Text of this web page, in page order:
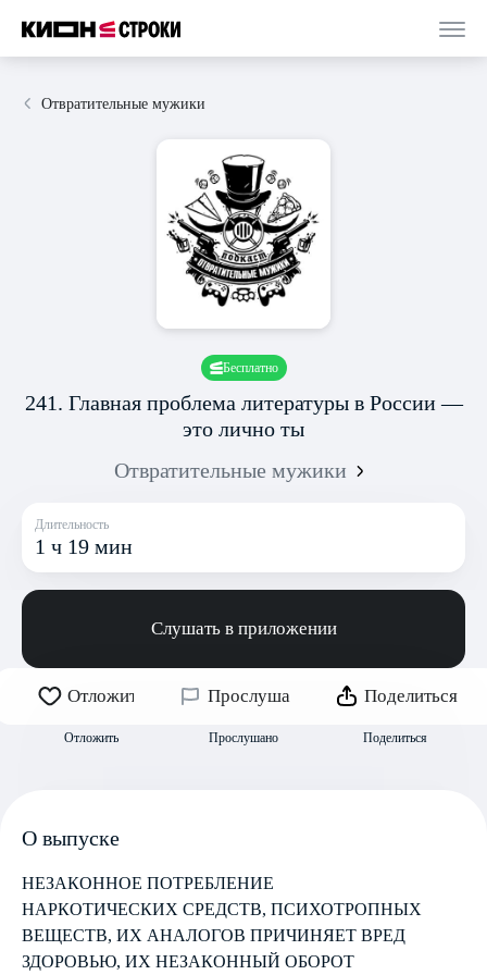
Отвратительные мужики
Бесплатно
241. Главная проблема литературы в России —
это лично ты
Отвратительные мужики
Длительность
1 ч 19 мин
Слушать в приложении
Отложить
Отложить
Прослушано
Прослушано
Поделиться
Поделиться
О выпуске
НЕЗАКОННОЕ ПОТРЕБЛЕНИЕ
НАРКОТИЧЕСКИХ СРЕДСТВ, ПСИХОТРОПНЫХ
ВЕЩЕСТВ, ИХ АНАЛОГОВ ПРИЧИНЯЕТ ВРЕД
ЗДОРОВЬЮ, ИХ НЕЗАКОННЫЙ ОБОРОТ